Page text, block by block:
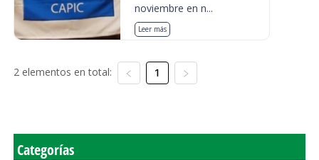
noviembre en n...
Leer más
2 elementos en total: 1
Categorías